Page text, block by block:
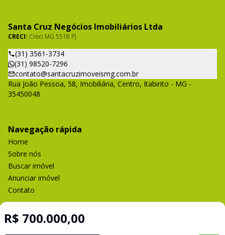
R$ 700.000,00
Santa Cruz Negócios Imobiliários Ltda
CRECI: Creci MG 5518 PJ
(31) 3561-3734
(31) 98520-7296
contato@santacruzimoveismg.com.br
Rua João Pessoa, 58, Imobiliária, Centro, Itabirito - MG -
35450048
Navegação rápida
Home
Sobre nós
Buscar imóvel
Anunciar imóvel
Contato